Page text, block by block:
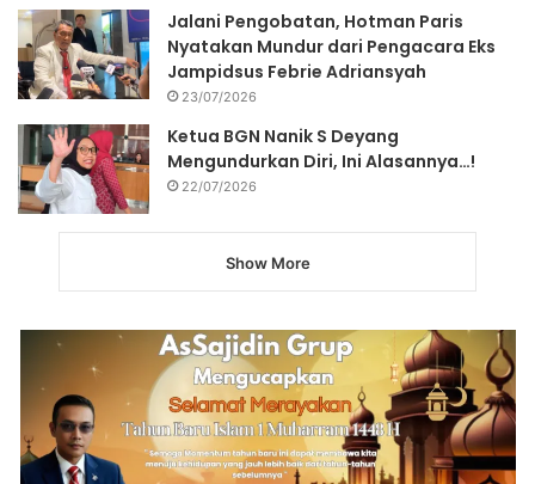
Jalani Pengobatan, Hotman Paris
Nyatakan Mundur dari Pengacara Eks
Jampidsus Febrie Adriansyah
23/07/2026
Ketua BGN Nanik S Deyang
Mengundurkan Diri, Ini Alasannya…!
22/07/2026
Show More